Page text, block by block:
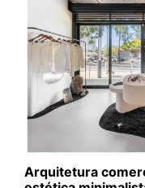
Arquitetura